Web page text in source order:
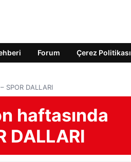
Forum Çerez Politikası
SPOR DALLARI
haftasında
DALLARI